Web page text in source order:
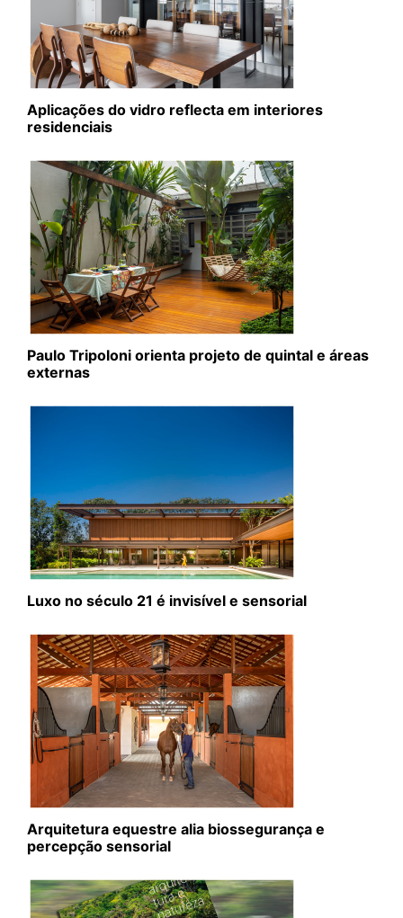
Aplicações do vidro reflecta em interiores
residenciais
Paulo Tripoloni orienta projeto de quintal e áreas
externas
Luxo no século 21 é invisível e sensorial
Arquitetura equestre alia biossegurança e
percepção sensorial